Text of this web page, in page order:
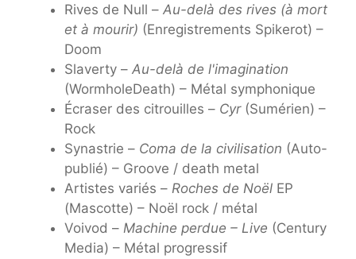
Rives de Null – Au-delà des rives (à mort
et à mourir) (Enregistrements Spikerot) –
Doom
Slaverty – Au-delà de l'imagination
(WormholeDeath) – Métal symphonique
Écraser des citrouilles – Cyr(Sumérien) –
Rock
Synastrie – Coma de la civilisation (Auto-
publié) – Groove / death metal
Artistes variés – Roches de Noël EP
(Mascotte) – Noël rock / métal
Voivod – Machine perdue – Live (Century
Media) – Métal progressif